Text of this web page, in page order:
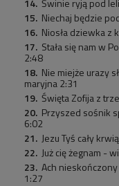
Świnie ryją pod
Niechaj będzie
Niosła dziewka z
Stała się nam w
2:48
Nie miejże urazy
maryjna 2:31
Święta Zofija z
Przyszed sośnik
6:02
Jezu Tyś cały
Już cię żegnam -
Ach
1:27